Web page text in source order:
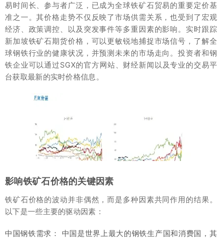
易时间长、参与者广泛，已成为全球铁矿石贸易的重要定价基
准之一。其价格走势不仅反映了市场供需关系，也受到了宏观
经济、政策调控、以及突发事件等多重因素的影响。实时跟踪
新加坡铁矿石期货价格，可以更敏锐地捕捉市场信号，了解全
球钢铁行业的健康状况，并预测未来的市场走向。投资者和钢
铁企业可以通过SGX的官方网站、财经新闻以及专业的交易平
台获取最新的实时价格信息。
影响铁矿石价格的关键因素
铁矿石价格的波动并非偶然，而是多种因素共同作用的结果。
以下是一些主要的驱动因素：
中国钢铁需求： 中国是世界上最大的钢铁生产国和消费国，其